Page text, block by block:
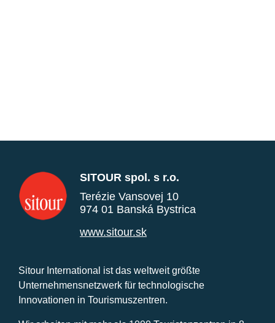
SITOUR spol. s r.o.
Terézie Vansovej 10
974 01 Banská Bystrica
www.sitour.sk
Sitour International ist das weltweit größte
Unternehmensnetzwerk für technologische
Innovationen in Tourismuszentren.